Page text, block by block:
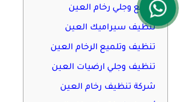
تلميع وجلي رخام العين
تنظيف سيراميك العين
تنظيف وتلميع الرخام العين
تنظيف وجلي ارضيات العين
شركة تنظيف رخام العين